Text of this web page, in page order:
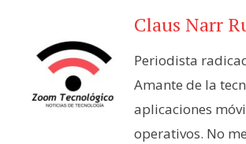
Claus Narr
Periodista
Amante de la
aplicaciones
operativos. No